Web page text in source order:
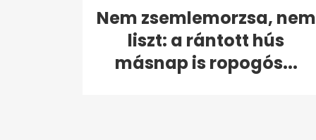
Nem zsemlemorzsa, nem
liszt: a rántott hús
másnap is ropogós...